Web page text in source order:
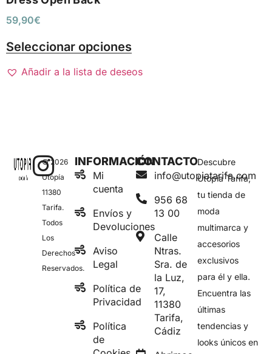
59,90€
Seleccionar opciones
Añadir a la lista de deseos
© 2026
Utopía
11380
Tarifa.
Todos
Los
Derechos
Reservados.
Descubre
Utopía Tarifa,
tu tienda de
moda
multimarca y
accesorios
exclusivos
para él y ella.
Encuentra las
últimas
tendencias y
looks únicos en
CONTACTO
info@utopiatarifa.com
956 68
13 00
Calle
Ntras.
Sra. de
la Luz,
17,
11380
Tarifa,
Cádiz
INFORMACIÓN
Mi
cuenta
Envíos y
Devoluciones
Aviso
Legal
Política de
Privacidad
Política
de